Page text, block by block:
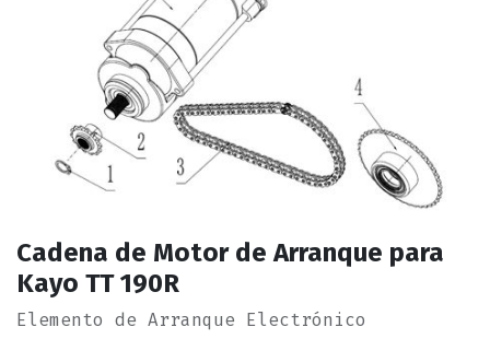
Cadena de Motor de Arranque para
Kayo TT 190R
Elemento de Arranque Electrónico